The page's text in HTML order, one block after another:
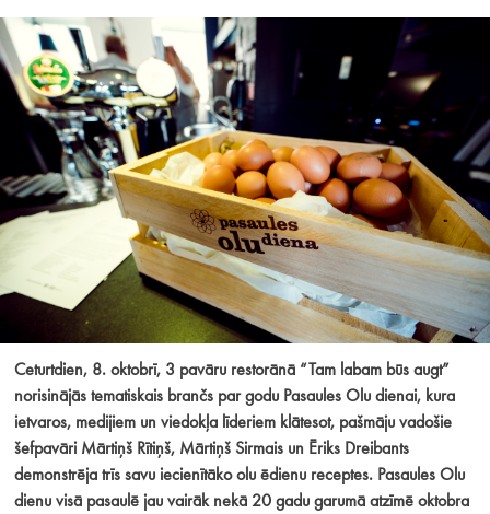
Ceturtdien, 8. oktobrī, 3 pavāru restorānā “Tam labam būs augt”
norisinājās tematiskais brančs par godu Pasaules Olu dienai, kura
ietvaros, medijiem un viedokļa līderiem klātesot, pašmāju vadošie
šefpavāri Mārtiņš Rītiņš, Mārtiņš Sirmais un Ēriks Dreibants
demonstrēja trīs savu iecienītāko olu ēdienu receptes. Pasaules Olu
dienu visā pasaulē jau vairāk nekā 20 gadu garumā atzīmē oktobra